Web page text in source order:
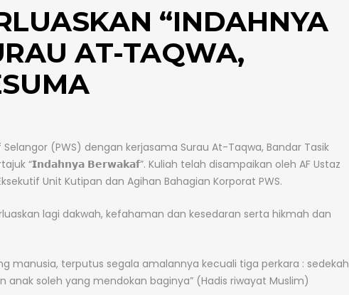
“INDAHNYA
AT-TAQWA,
(PWS) dengan kerjasama Surau At-Taqwa, Bandar Tasik
“𝗜𝗻𝗱𝗮𝗵𝗻𝘆𝗮 𝗕𝗲𝗿𝘄𝗮𝗸𝗮𝗳”. Kuliah telah disampaikan oleh AF Ustaz
Unit Kutipan dan Agihan Bahagian Korporat PWS.
lagi dakwah, kefahaman dan kesedaran serta hikmah dan
manusia, terputus segala amalannya kecuali tiga perkara : sedekah
soleh yang mendokan baginya” (Hadis riwayat Muslim)